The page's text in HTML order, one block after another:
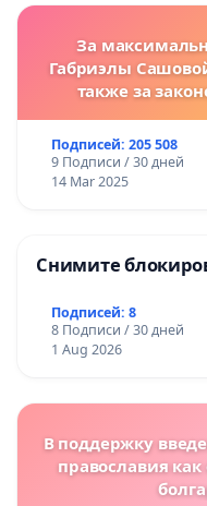
За
Габриэлы
также за
за
Подписей: 205 508
9 Подписи / 30 дней
14 Mar 2025
Снимите
Подписей: 8
8 Подписи / 30 дней
1 Aug 2026
В поддержку
православия